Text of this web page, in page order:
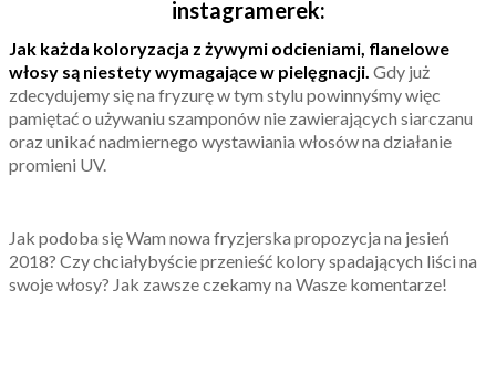
instagramerek:
Jak każda koloryzacja z żywymi odcieniami, flanelowe
włosy są niestety wymagające w pielęgnacji. Gdy już
zdecydujemy się na fryzurę w tym stylu powinnyśmy więc
pamiętać o używaniu szamponów nie zawierających siarczanu
oraz unikać nadmiernego wystawiania włosów na działanie
promieni UV.
Jak podoba się Wam nowa fryzjerska propozycja na jesień
2018? Czy chciałybyście przenieść kolory spadających liści na
swoje włosy? Jak zawsze czekamy na Wasze komentarze!